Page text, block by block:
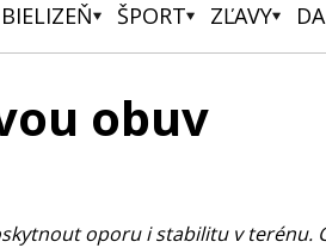
ŠPORT ZĽAVY
obuv
oporu i stabilitu v terénu.